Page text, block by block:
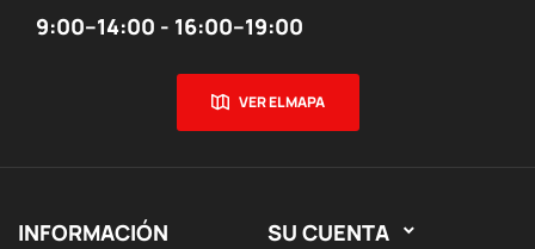
9:00–14:00 - 16:00–19:00
VER EL MAPA
INFORMACIÓN SU CUENTA 